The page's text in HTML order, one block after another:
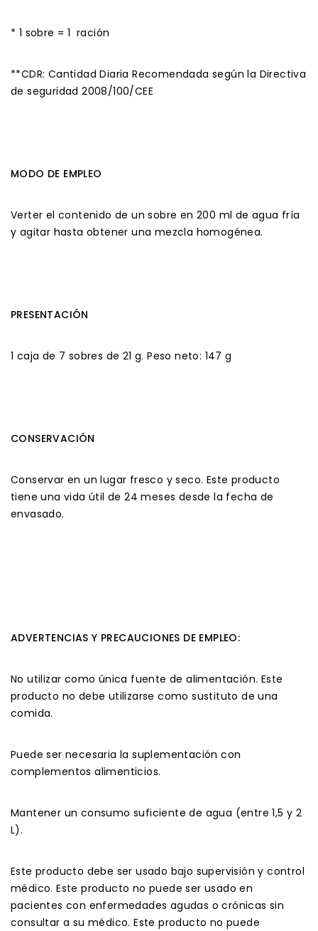
* 1 sobre = 1 ración
**CDR: Cantidad Diaria Recomendada según la Directiva
de seguridad 2008/100/CEE
MODO DE EMPLEO
Verter el contenido de un sobre en 200 ml de agua fría
y agitar hasta obtener una mezcla homogénea.
PRESENTACIÓN
1 caja de 7 sobres de 21 g. Peso neto: 147 g
CONSERVACIÓN
Conservar en un lugar fresco y seco. Este producto
tiene una vida útil de 24 meses desde la fecha de
envasado.
ADVERTENCIAS Y PRECAUCIONES DE EMPLEO:
No utilizar como única fuente de alimentación. Este
producto no debe utilizarse como sustituto de una
comida.
Puede ser necesaria la suplementación con
complementos alimenticios.
Mantener un consumo suficiente de agua (entre 1,5 y 2
L).
Este producto debe ser usado bajo supervisión y control
médico. Este producto no puede ser usado en
pacientes con enfermedades agudas o crónicas sin
consultar a su médico. Este producto no puede